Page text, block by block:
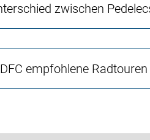
zwischen
empfohlene